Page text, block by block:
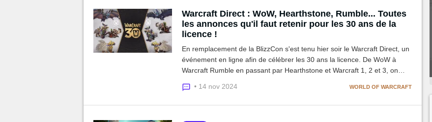
Warcraft Direct : WoW, Hearthstone, Rumble... Toutes
les annonces qu'il faut retenir pour les 30 ans de la
licence !
En remplacement de la BlizzCon s'est tenu hier soir le Warcraft Direct, un
événement en ligne afin de célébrer les 30 ans la licence. De WoW à
Warcraft Rumble en passant par Hearthstone et Warcraft 1, 2 et 3, on
ces jeux.
• 14 nov 2024 WORLD OF WARCRAFT